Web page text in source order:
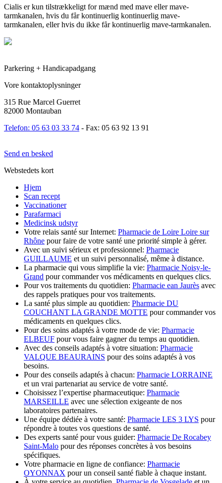
Cialis er kun tilstrækkeligt for mænd med mave eller mave-
tarmkanalen, hvis du får kontinuerlig kontinuerlig mave-
tarmkanalen, eller hvis du ikke får kontinuerlig mave-tarmkanalen.
Parkering + Handicapadgang
Vore kontaktoplysninger
315 Rue Marcel Guerret
82000 Montauban
Telefon: 05 63 03 33 74 - Fax: 05 63 92 13 91
Send en besked
Webstedets kort
Hjem
Scan recept
Vaccinationer
Parafarmaci
Medicinsk udstyr
Votre relais santé sur Internet: Pharmacie de Loire Loire sur
Rhône pour faire de votre santé une priorité simple à gérer.
Avec un suivi sérieux et professionnel: Pharmacie
GUILLAUME et un suivi personnalisé, même à distance.
La pharmacie qui vous simplifie la vie: Pharmacie Noisy-le-
Grand pour commander vos médicaments en quelques clics.
Pour vos traitements du quotidien: Pharmacie ean Jaurès avec
des rappels pratiques pour vos traitements.
La santé plus simple au quotidien: Pharmacie DU
COUCHANT LA GRANDE MOTTE pour commander vos
médicaments en quelques clics.
Pour des soins adaptés à votre mode de vie: Pharmacie
ELBEUF pour vous faire gagner du temps au quotidien.
Avec des conseils adaptés à votre situation: Pharmacie
VALQUE BEAURAINS pour des soins adaptés à vos
besoins.
Pour des conseils adaptés à chacun: Pharmacie LORRAINE
et un vrai partenariat au service de votre santé.
Choisissez l’expertise pharmaceutique: Pharmacie
MARSEILLE avec une sélection exigeante de nos
laboratoires partenaires.
Une équipe dédiée à votre santé: Pharmacie LES 3 LYS pour
répondre à toutes vos questions de santé.
Des experts santé pour vous guider: Pharmacie De Rocabey
Saint-Malo pour des réponses concrètes à vos besoins
spécifiques.
Votre pharmacie en ligne de confiance: Pharmacie
OYONNAX pour un conseil santé fiable à chaque instant.